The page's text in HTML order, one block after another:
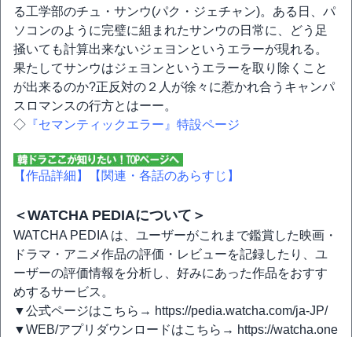
る工学部のチュ・サンウ(パク・ジェチャン)。ある日、パ
ソコンのように完璧に組まれたサンウの日常に、どう足
掻いても計算出来ないジェヨンというエラーが現れる。
果たしてサンウはジェヨンというエラーを取り除くこと
が出来るのか?正反対の２人が徐々に惹かれ合うキャンパ
スロマンスの行方とはーー。
◇ 『セマンティックエラー』特設ページ
【作品詳細】 【関連・各話のあらすじ】
＜WATCHA PEDIAについて＞
WATCHA PEDIA は、ユーザーがこれまで鑑賞した映画・
ドラマ・アニメ作品の評価・レビューを記録したり、ユ
ーザーの評価情報を分析し、好みにあった作品をおすす
めするサービス。
▼公式ページはこちら→ https://pedia.watcha.com/ja-JP/
▼WEB/アプリダウンロードはこちら→ https://watcha.one